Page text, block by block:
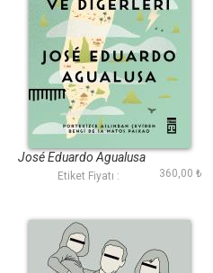
Yaşayanlar ve
Diğerleri
José Eduardo Agualusa
Etiket Fiyatı : 360,00 ₺